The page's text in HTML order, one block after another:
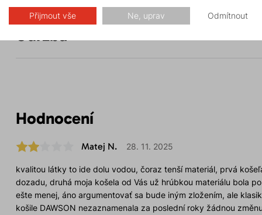
Údržba
Hodnocení
Matej N. 28. 11. 2025
kvalitou látky to ide dolu vodou, čoraz tenší materiál, prvá
dozadu, druhá moja košela od Vás už hrúbkou materiálu bola
ešte menej, áno argumentovať sa bude iným zložením, ale
košile DAWSON nezaznamenala za poslední roky žádnou
Přijmout vše Ne, uprav Odmítnout